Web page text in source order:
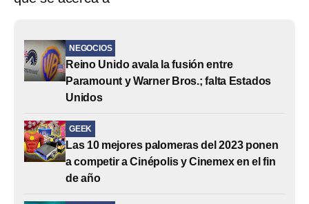
NEGOCIOS
Reino Unido avala la fusión entre
Paramount y Warner Bros.; falta Estados
Unidos
GEEK
Las 10 mejores palomeras del 2023 ponen
a competir a Cinépolis y Cinemex en el fin
de año